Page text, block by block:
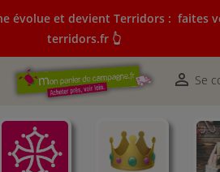
évolue et devient Terridors : faites
terridors.fr 👆
 Se
évolue et devient Terridors:
courses sur terridors.fr 👆